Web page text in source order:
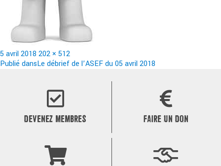
Publié
le
5 avril 2018 Taille
réelle
202 × 512
Navigation
Publié dansLe débrief de l’ASEF du 05 avril 2018
DEVENEZ MEMBRES FAIRE UN DON